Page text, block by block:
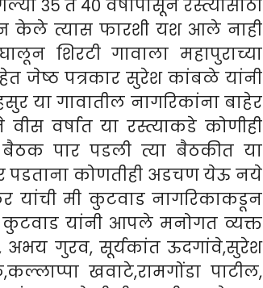
३५ ते ४० वर्षापासून रस्त्यासाठी
केले त्यास फारशी यश आले नाही
शिरटी गावाला महापुराच्या
जेष्ठ पत्रकार सुरेश कांबळे यांनी
या गावातील नागरिकांना बाहेर
वर्षात या रस्त्याकडे कोणीही
बैठक पार पडली त्या बैठकीत या
पडताना कोणतीही अडचण येऊ नये
यांची मी कुटवाड नागरिकाकडून
कुटवाड यांनी आपले मनोगत व्यक्त
अभय गुरव, सूर्यकांत ऊदगांवे,सुरेश
खवाटे,रामगोंडा पाटील,